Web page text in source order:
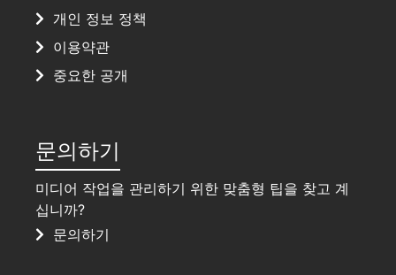
개인 정보 정책
이용약관
중요한 공개
문의하기
미디어 작업을 관리하기 위한 맞춤형 팁을 찾고 계
십니까?
문의하기